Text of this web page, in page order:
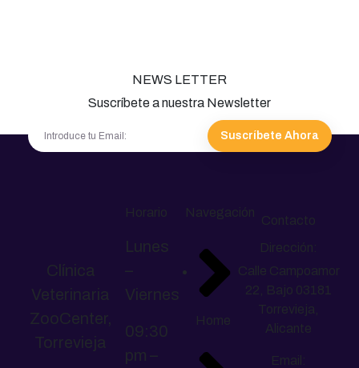
NEWS LETTER
Suscríbete a nuestra Newsletter
Suscríbete Ahora
Clínica
Veterinaria
ZooCenter,
Torrevieja
Horario
Lunes
–
Viernes
09:30
pm –
Navegación
Home
Contacto
Dirección:
Calle Campoamor
22, Bajo 03181
Torrevieja,
Alicante
Email: